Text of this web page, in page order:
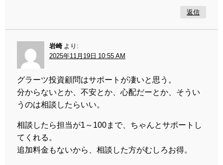
返信
岩崎 より:
2025年11月19日 10:55 AM
グラーツ投資顧問はサポートが凄いと思う。
分からないとか、不安とか、心配だーとか、そうい
うのは相談したらいい。
相談したら担当が1～100まで、ちゃんとサポートし
てくれる。
追加料金もないから、相談した方がむしろお得。